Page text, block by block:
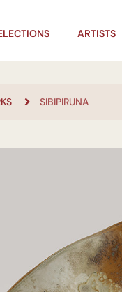
ARTISTS
SIBIPIRUNA